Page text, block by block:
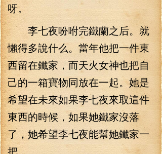
呀。
李七夜吩咐完鐵蘭之后。就
懶得多說什么。當年他把一件東
西留在鐵家，而天火女神也把自
己的一箱寶物同放在一起。她是
希望在未來如果李七夜來取這件
東西的時候，如果她鐵家沒落
了，她希望李七夜能幫她鐵家一
把。